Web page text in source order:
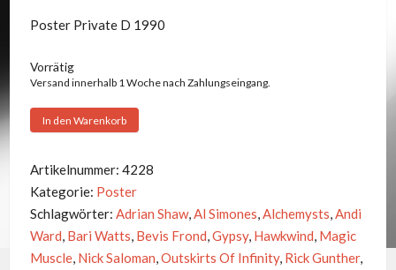
Poster Private D 1990
Vorrätig
Versand innerhalb 1 Woche nach Zahlungseingang.
Bevis
In den Warenkorb
Artikelnummer: 4228
Kategorie: Poster
Schlagwörter: Adrian Shaw, Al Simones Alchemysts Andi
Ward Bari Watts Bevis Frond Gypsy, Hawkwind Magic
Muscle, Nick Saloman Outskirts Of Infinity, Rick Gunther,